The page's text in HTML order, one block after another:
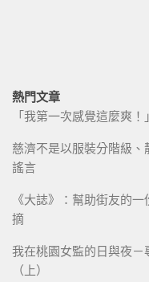
熱門文章
「我第一次感覺這麼爽
慈濟不是以服裝分階級
謠言
《大誌》：幫助街友的
摘
我在桃園女監的日與夜
（上）